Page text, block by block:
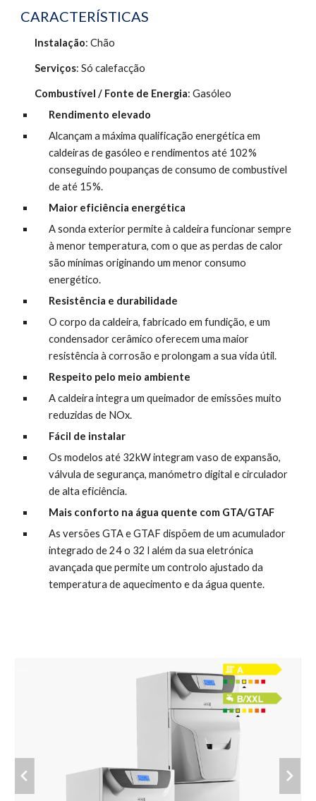
CARACTERÍSTICAS
Instalação: Chão
Serviços: Só calefacção
Combustível / Fonte de Energia: Gasóleo
Rendimento elevado
Alcançam a máxima qualificação energética em
caldeiras de gasóleo e rendimentos até 102%
conseguindo poupanças de consumo de combustível
de até 15%.
Maior eficiência energética
A sonda exterior permite à caldeira funcionar sempre
à menor temperatura, com o que as perdas de calor
são mínimas originando um menor consumo
energético.
Resistência e durabilidade
O corpo da caldeira, fabricado em fundição, e um
condensador cerâmico oferecem uma maior
resistência à corrosão e prolongam a sua vida útil.
Respeito pelo meio ambiente
A caldeira integra um queimador de emissões muito
reduzidas de NOx.
Fácil de instalar
Os modelos até 32kW integram vaso de expansão,
válvula de segurança, manómetro digital e circulador
de alta eficiência.
Mais conforto na água quente com GTA/GTAF
As versões GTA e GTAF dispõem de um acumulador
integrado de 24 o 32 l além da sua eletrónica
avançada que permite um controlo ajustado da
temperatura de aquecimento e da água quente.